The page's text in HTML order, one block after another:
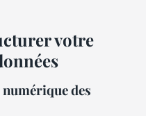
votre
des